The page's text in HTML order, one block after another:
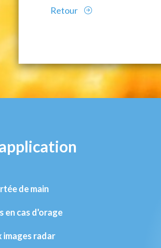
Retour
de main
en cas d'orage
images radar